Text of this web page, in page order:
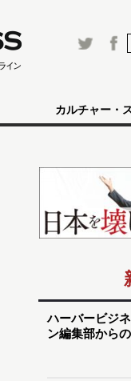
カルチャー・
ハーバービジ
ン編集部から